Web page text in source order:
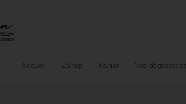
Accueil EShop Panier Nos